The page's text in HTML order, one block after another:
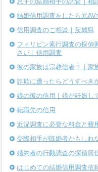
結婚信用調査をしたら元
信用調査のご相談｜茨城県
フィリピン素行調査の探偵
さい｜信用調査
彼の家族は宗教信者？｜家
詐欺に遭ったらどうすべき
娘の彼の信用｜娘が妊娠し
転職先の信用
近況調査に必要な料金と費
交際相手が既婚者かもしれ
婚約者の行動調査の探偵興
はじめての結婚信用調査依